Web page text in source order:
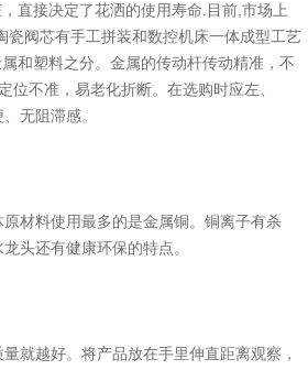
接决定了花洒的使用寿命.目前,市场上
瓷阀芯有手工拼装和数控机床一体成型工艺
和塑料之分。金属的传动杆传动精准，不
位不准，易老化折断。在选购时应左、
无阻滞感。
料使用最多的是金属铜。铜离子有杀
头还有健康环保的特点。
越好。将产品放在手里伸直距离观察，